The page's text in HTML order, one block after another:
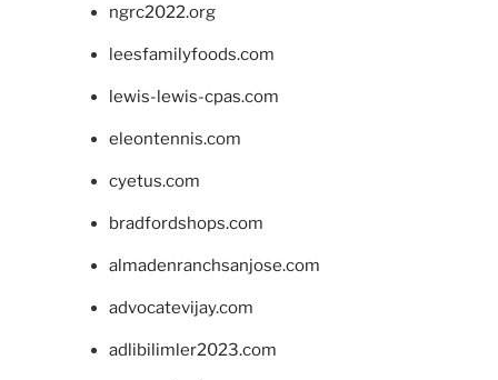
ngrc2022.org
leesfamilyfoods.com
lewis-lewis-cpas.com
eleontennis.com
cyetus.com
bradfordshops.com
almadenranchsanjose.com
advocatevijay.com
adlibilimler2023.com